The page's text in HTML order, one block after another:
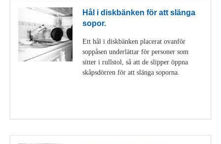
Hål i diskbänken för att slänga
sopor.
Ett hål i diskbänken placerat ovanför
soppåsen underlättar för personer som
sitter i rullstol, så att de slipper öppna
skåpsdörren för att slänga soporna.